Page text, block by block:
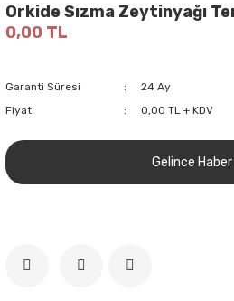
Orkide Sızma Zeytinyağı
0,00 TL
Garanti Süresi
24 Ay
Fiyat
0,00 TL + KDV
Gelince Haber